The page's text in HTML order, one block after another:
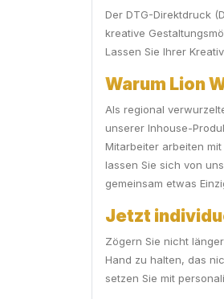
Der DTG-Direktdruck
kreative
Lassen Sie Ihrer
Warum Lion
Als regional
unserer Inhouse-
Mitarbeiter arbeiten
lassen Sie sich von
gemeinsam etwas
Jetzt
Zögern Sie nicht
Hand zu halten, das
setzen Sie mit